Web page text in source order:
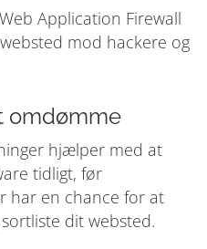
Application Firewall
mod hackere og
omdømme
hjælper med at
tidligt, før
har en chance for at
dit websted.